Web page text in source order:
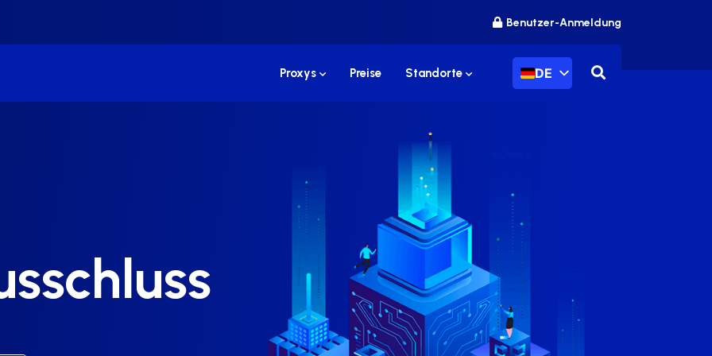
Benutzer-Anmeldung
Proxys Preise Standorte DE